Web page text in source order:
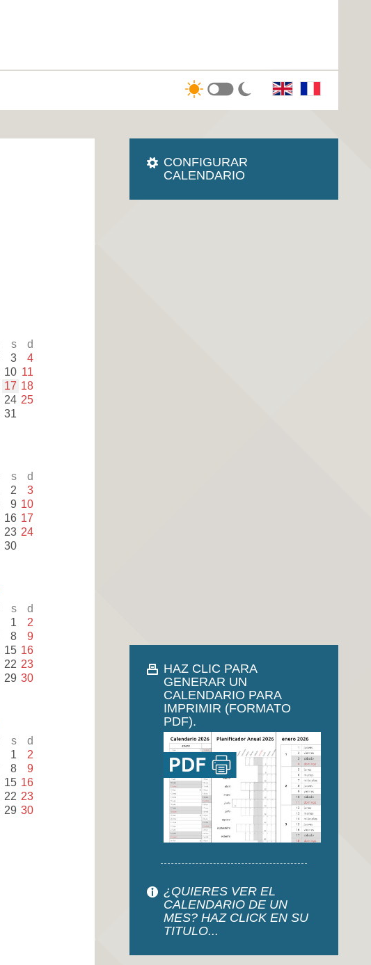
s d
3 4
10 11
17 18
24 25
31
s d
2 3
9 10
16 17
23 24
30
s d
1 2
8 9
15 16
22 23
29 30
s d
1 2
8 9
15 16
22 23
29 30
CONFIGURAR
CALENDARIO
HAZ CLIC PARA
GENERAR UN
CALENDARIO PARA
IMPRIMIR (FORMATO
PDF).
¿QUIERES VER EL
CALENDARIO DE UN
MES? HAZ CLICK EN SU
TITULO...